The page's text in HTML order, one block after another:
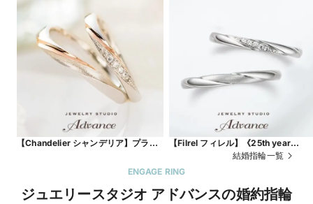
【Chandelier シャンデリア】プラチ
【Filrel フィレル】《25th year
結婚指輪一覧
ENGAGE RING
ジュエリースタジオ アドバンスの婚約指輪